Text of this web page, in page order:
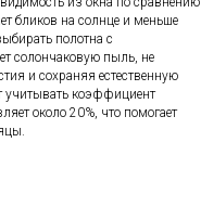
бликов на солнце и меньше
полотна с
солончаковую пыль, не
и сохраняя естественную
учитывать коэффициент
около 20%, что помогает